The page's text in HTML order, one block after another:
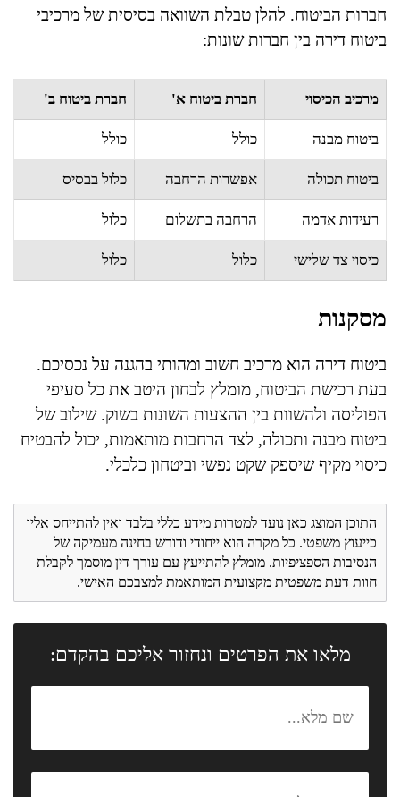
חברות הביטוח. להלן טבלת השוואה בסיסית של מרכיבי
ביטוח דירה בין חברות שונות:
מרכיב הכיסוי חברת ביטוח א' חברת ביטוח ב'
ביטוח מבנה כולל כולל
ביטוח תכולה אפשרות הרחבה כלול בבסיס
רעידות אדמה הרחבה בתשלום כלול
כיסוי צד שלישי כלול כלול
מסקנות
ביטוח דירה הוא מרכיב חשוב ומהותי בהגנה על נכסיכם.
בעת רכישת הביטוח, מומלץ לבחון היטב את כל סעיפי
הפוליסה ולהשוות בין ההצעות השונות בשוק. שילוב של
ביטוח מבנה ותכולה, לצד הרחבות מותאמות, יכול להבטיח
כיסוי מקיף שיספק שקט נפשי וביטחון כלכלי.
התוכן המוצג כאן נועד למטרות מידע כללי בלבד ואין להתייחס אליו
כייעוץ משפטי. כל מקרה הוא ייחודי ודורש בחינה מעמיקה של
הנסיבות הספציפיות. מומלץ להתייעץ עם עורך דין מוסמך לקבלת
חוות דעת משפטית מקצועית המותאמת למצבכם האישי.
מלאו את הפרטים ונחזור אליכם בהקדם: